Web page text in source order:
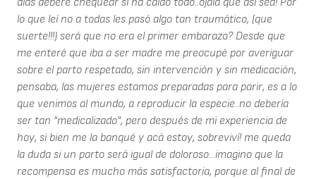
lo que leí no a todas les pasó algo tan traumático, (que
suerte!!!) será que no era el primer embarazo? Desde que
me enteré que iba a ser madre me preocupé por averiguar
sobre el parto respetado, sin intervención y sin medicación,
pensaba, las mujeres estamos preparadas para parir, es a lo
que venimos al mundo, a reproducir la especie..no debería
ser tan "medicalizado", pero después de mi experiencia de
hoy, si bien me la banqué y acá estoy, sobreviví! me queda
la duda si un parto será igual de doloroso...imagino que la
recompensa es mucho más satisfactoria, porque al final de